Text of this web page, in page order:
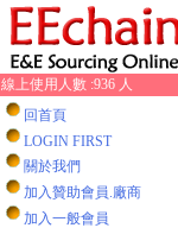
線上使用人數 :936 人
回首頁
LOGIN FIRST
關於我們
加入贊助會員.廠商
加入一般會員